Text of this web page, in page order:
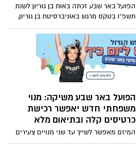
הפועל באר שבע זכתה באות בן גוריון לשנת
תשפ"ו בטקס מרגש באוניברסיטת בן גוריון,
כהוקרה על תרומתה רבת השנים לקהילה,
לנוער ולחוסן החברתי בנגב.
הפועל באר שבע משיקה: מנוי
משפחתי חדש יאפשר רכישת
כרטיסים קלה ובתיאום מלא
המיזם מאפשר לשייך עד שני מנויים צעירים
למנוי ראשי אחד, כאשר רק ההורה המוביל